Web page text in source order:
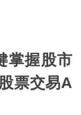
掌握股市
票交易A